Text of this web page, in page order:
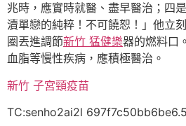
兆時，應實時就醫、盡早醫治；四
瀆單戀的純粹！不可饒恕！」他立
圈丟進調節新竹 猛健樂器的燃料口
血脂等慢性疾病，應積極醫治。
新竹 子宮頸疫苗
TC:senho2ai2l